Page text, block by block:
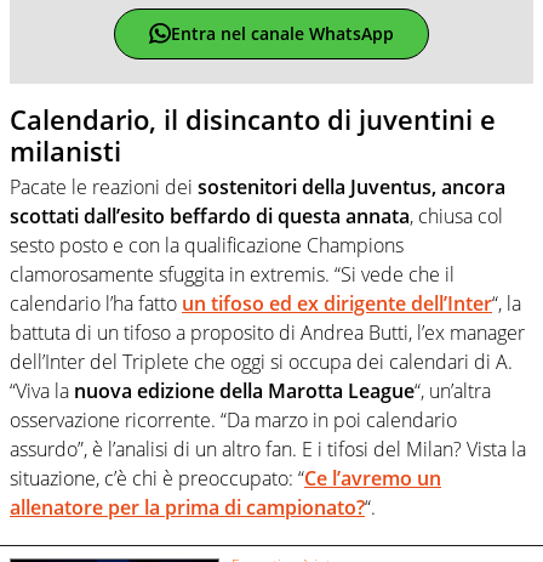
Entra nel canale WhatsApp
Calendario, il disincanto di juventini e
milanisti
Pacate le reazioni dei sostenitori della Juventus, ancora
scottati dall’esito beffardo di questa annata, chiusa col
sesto posto e con la qualificazione Champions
clamorosamente sfuggita in extremis. “Si vede che il
calendario l’ha fatto un tifoso ed ex dirigente dell’Inter“, la
battuta di un tifoso a proposito di Andrea Butti, l’ex manager
dell’Inter del Triplete che oggi si occupa dei calendari di A.
“Viva la nuova edizione della Marotta League“, un’altra
osservazione ricorrente. “Da marzo in poi calendario
assurdo”, è l’analisi di un altro fan. E i tifosi del Milan? Vista la
situazione, c’è chi è preoccupato: “Ce l’avremo un
allenatore per la prima di campionato?“.